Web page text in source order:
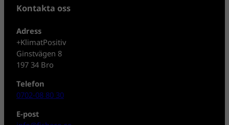
Kontakta oss
Adress
+KlimatPositiv
Ginstvägen 8
197 34 Bro
Telefon
0702-08 80 30
E-post